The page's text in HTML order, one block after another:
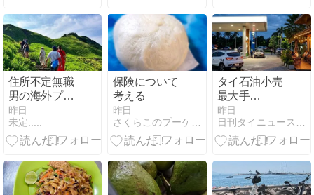
住所不定無職
男の海外プラ
プラ旅(インド
ネシア編第２
章)
昨日
未定.....
保険について
考える
昨日
さくらこのプーケット的日常
タイ石油小売
最大手
PTTOR、上半
期売上3820億
バーツで9.2%
業に投資加速
昨日
日刊タイニュース | タイの今がわかる